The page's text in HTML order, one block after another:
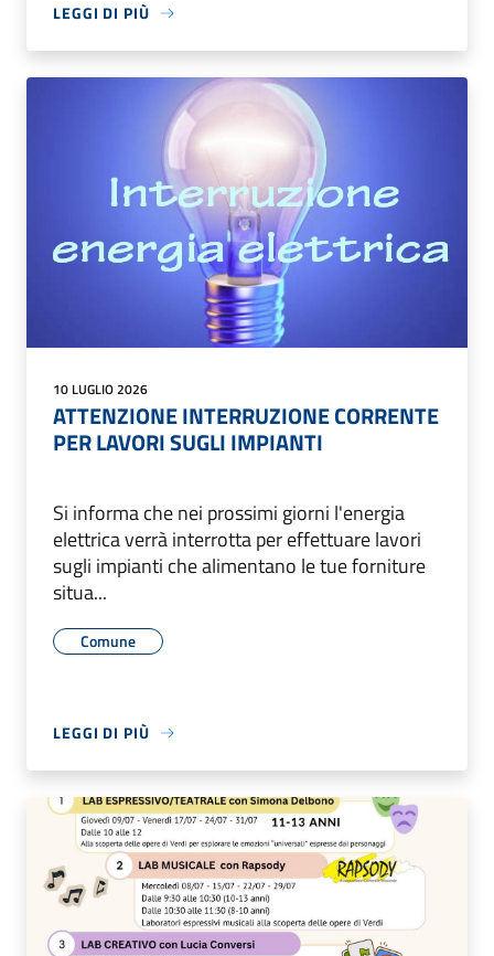
LEGGI DI PIÙ
10 LUGLIO 2026
ATTENZIONE INTERRUZIONE CORRENTE
PER LAVORI SUGLI IMPIANTI
Si informa che nei prossimi giorni l'energia
elettrica verrà interrotta per effettuare lavori
sugli impianti che alimentano le tue forniture
situa...
Comune
LEGGI DI PIÙ